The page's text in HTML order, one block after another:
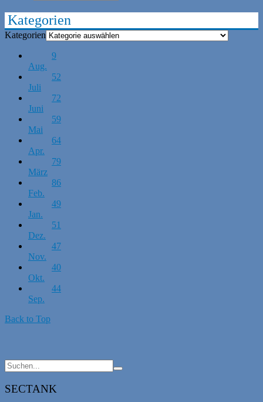
Kategorien
Kategorien
9
Aug.
52
Juli
72
Juni
59
Mai
64
Apr.
79
März
86
Feb.
49
Jan.
51
Dez.
47
Nov.
40
Okt.
44
Sep.
Back to Top
SECTANK